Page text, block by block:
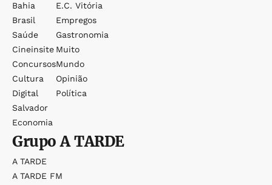
Bahia
Brasil
Saúde
Cineinsite
Concursos
Cultura
Digital
Salvador
Economia
E.c. Vitória
Empregos
Gastronomia
Muito
Mundo
Opinião
Política
GrupoA TARDE
A TARDE
A TARDE FM